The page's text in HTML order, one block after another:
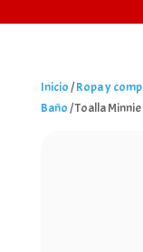
Inicio/Ropa y
Baño/ Toalla